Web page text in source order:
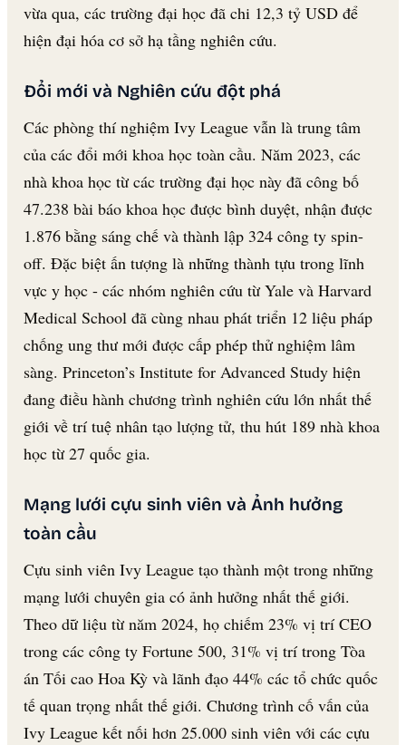
vừa qua, các trường đại học đã chi 12,3 tỷ USD để
hiện đại hóa cơ sở hạ tầng nghiên cứu.
Đổi mới và Nghiên cứu đột phá
Các phòng thí nghiệm Ivy League vẫn là trung tâm
của các đổi mới khoa học toàn cầu. Năm 2023, các
nhà khoa học từ các trường đại học này đã công bố
47.238 bài báo khoa học được bình duyệt, nhận được
1.876 bằng sáng chế và thành lập 324 công ty spin-
off. Đặc biệt ấn tượng là những thành tựu trong lĩnh
vực y học - các nhóm nghiên cứu từ Yale và Harvard
Medical School đã cùng nhau phát triển 12 liệu pháp
chống ung thư mới được cấp phép thử nghiệm lâm
sàng. Princeton’s Institute for Advanced Study hiện
đang điều hành chương trình nghiên cứu lớn nhất thế
giới về trí tuệ nhân tạo lượng tử, thu hút 189 nhà khoa
học từ 27 quốc gia.
Mạng lưới cựu sinh viên và Ảnh hưởng
toàn cầu
Cựu sinh viên Ivy League tạo thành một trong những
mạng lưới chuyên gia có ảnh hưởng nhất thế giới.
Theo dữ liệu từ năm 2024, họ chiếm 23% vị trí CEO
trong các công ty Fortune 500, 31% vị trí trong Tòa
án Tối cao Hoa Kỳ và lãnh đạo 44% các tổ chức quốc
tế quan trọng nhất thế giới. Chương trình cố vấn của
Ivy League kết nối hơn 25.000 sinh viên với các cựu